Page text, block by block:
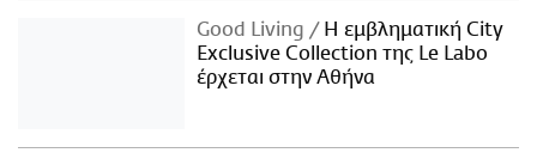
Good Living
Η εμβληματική City
Exclusive Collection της Le Labo
έρχεται στην Αθήνα